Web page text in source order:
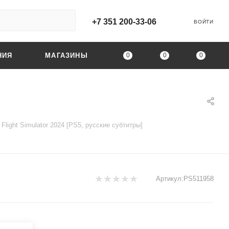
+7 351 200-33-06 ВОЙТИ
0 0 0
МАГАЗИНЫ
Simulator 2024 [PS5, русские субтитры]
Артикул: PS511958